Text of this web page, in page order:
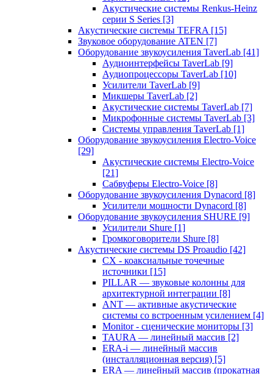
Акустические системы Renkus-Heinz
серии S Series [3]
Акустические системы TEFRA [15]
Звуковое оборудование ATEN [7]
Оборудование звукоусиления TaverLab [41]
Аудиоинтерфейсы TaverLab [9]
Аудиопроцессоры TaverLab [10]
Усилители TaverLab [9]
Микшеры TaverLab [2]
Акустические системы TaverLab [7]
Микрофонные системы TaverLab [3]
Системы управления TaverLab [1]
Оборудование звукоусиления Electro-Voice
[29]
Акустические системы Electro-Voice
[21]
Сабвуферы Electro-Voice [8]
Оборудование звукоусиления Dynacord [8]
Усилители мощности Dynacord [8]
Оборудование звукоусиления SHURE [9]
Усилители Shure [1]
Громкоговорители Shure [8]
Акустические системы DS Proaudio [42]
CX - коаксиальные точечные
источники [15]
PILLAR — звуковые колонны для
архитектурной интеграции [8]
ANT — активные акустические
системы со встроенным усилением [4]
Monitor - сценические мониторы [3]
TAURA — линейный массив [2]
ERA-i — линейный массив
(инсталляционная версия) [5]
ERA — линейный массив (прокатная